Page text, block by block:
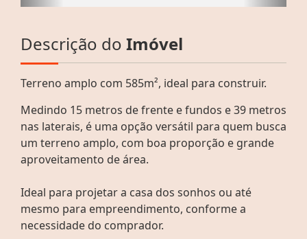
Descrição do Imóvel
Terreno amplo com 585m², ideal para construir.
Medindo 15 metros de frente e fundos e 39 metros
nas laterais, é uma opção versátil para quem busca
um terreno amplo, com boa proporção e grande
aproveitamento de área.
Ideal para projetar a casa dos sonhos ou até
mesmo para empreendimento, conforme a
necessidade do comprador.